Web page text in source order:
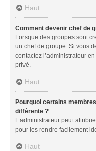
Haut
Comment devenir chef de
Lorsque des groupes sont
un chef de groupe. Si vous
contactez l’administrateur
privé.
Haut
Pourquoi certains
différente ?
L’administrateur peut
pour les rendre facilement
Haut